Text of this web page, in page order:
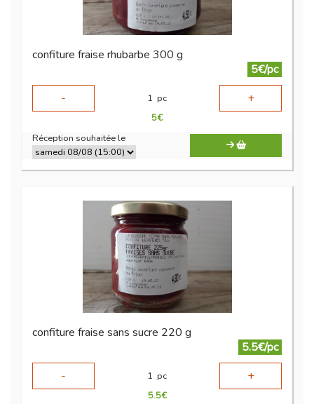
confiture fraise rhubarbe 300 g
5€/pc
-
1 pc +
5€
Réception souhaitée le
confiture fraise sans sucre 220 g
5.5€/pc
-
1 pc +
5.5€